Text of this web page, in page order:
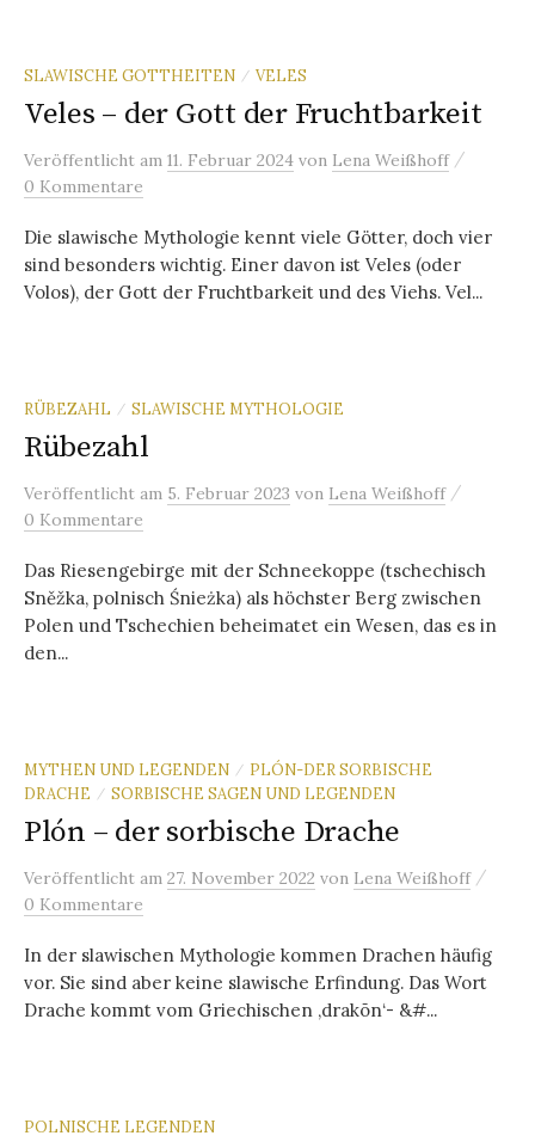
SLAWISCHE GOTTHEITEN / VELES
Veles – der Gott der Fruchtbarkeit
Veröffentlicht am 11. Februar 2024 von Lena Weißhoff /
0 Kommentare
Die slawische Mythologie kennt viele Götter, doch vier
sind besonders wichtig. Einer davon ist Veles (oder
Volos), der Gott der Fruchtbarkeit und des Viehs. Vel...
RÜBEZAHL / SLAWISCHE MYTHOLOGIE
Rübezahl
Veröffentlicht am 5. Februar 2023 von Lena Weißhoff /
0 Kommentare
Das Riesengebirge mit der Schneekoppe (tschechisch
Sněžka, polnisch Śnieżka) als höchster Berg zwischen
Polen und Tschechien beheimatet ein Wesen, das es in
den...
MYTHEN UND LEGENDEN / PLÓN-DER SORBISCHE
DRACHE
/ SORBISCHE SAGEN UND LEGENDEN
Plón – der sorbische Drache
Veröffentlicht am 27. November 2022 von Lena Weißhoff /
0 Kommentare
In der slawischen Mythologie kommen Drachen häufig
vor. Sie sind aber keine slawische Erfindung. Das Wort
Drache kommt vom Griechischen ‚drakōn‘- &#...
POLNISCHE LEGENDEN